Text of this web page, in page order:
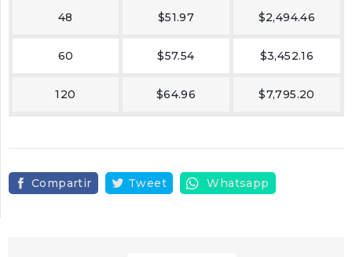
48 $51.97 $2,494.46
60 $57.54 $3,452.16
120 $64.96 $7,795.20
Compartir Tweet Whatsapp